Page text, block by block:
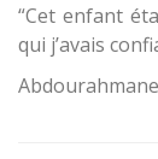
“Cet enfant
qui j’avais